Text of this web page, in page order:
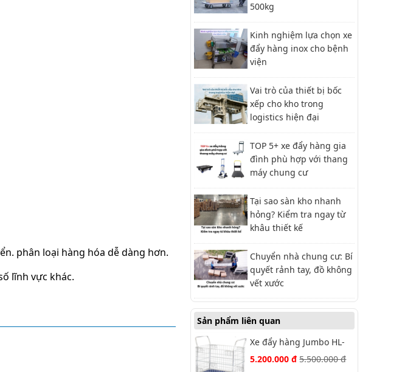
phân loại hàng hóa dễ dàng hơn.
lĩnh vực khác.
500kg
Kinh nghiệm lựa chọn xe
đẩy hàng inox cho bệnh
viện
Vai trò của thiết bị bốc
xếp cho kho trong
logistics hiện đại
TOP 5+ xe đẩy hàng gia
đình phù hợp với thang
máy chung cư
Tại sao sàn kho nhanh
hỏng? Kiểm tra ngay từ
khâu thiết kế
Chuyển nhà chung cư: Bí
quyết rảnh tay, đồ không
vết xước
Sản phẩm liên quan
Xe đẩy hàng Jumbo HL-
113
5.200.000 đ5.500.000 đ